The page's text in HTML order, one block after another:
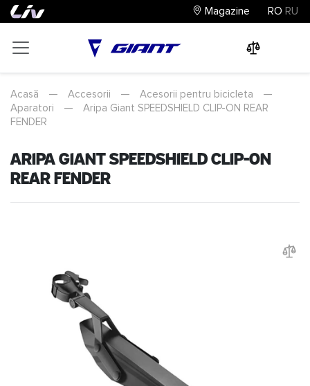
Magazine RO RU
Acasă — Accesorii — Acesorii pentru bicicleta
—
Aparatori
—
Aripa Giant SPEEDSHIELD CLIP-ON REAR
FENDER
Aripa Giant SPEEDSHIELD CLIP-ON
REAR FENDER